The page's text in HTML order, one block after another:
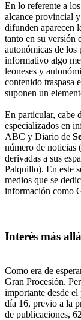
En lo referente a
alcance provincial
difunden aparecen
tanto en su versión
autonómicas de
informativo algo
leoneses y
contenido traspasa
suponen un
En particular, cabe
especializados en
ABC y Diario de
número de noticias
derivadas a sus
Palquillo). En este
medios que se
información como
Interés más
Como era de
Gran Procesión.
importante desde
día 16, previo a la
de publicaciones,